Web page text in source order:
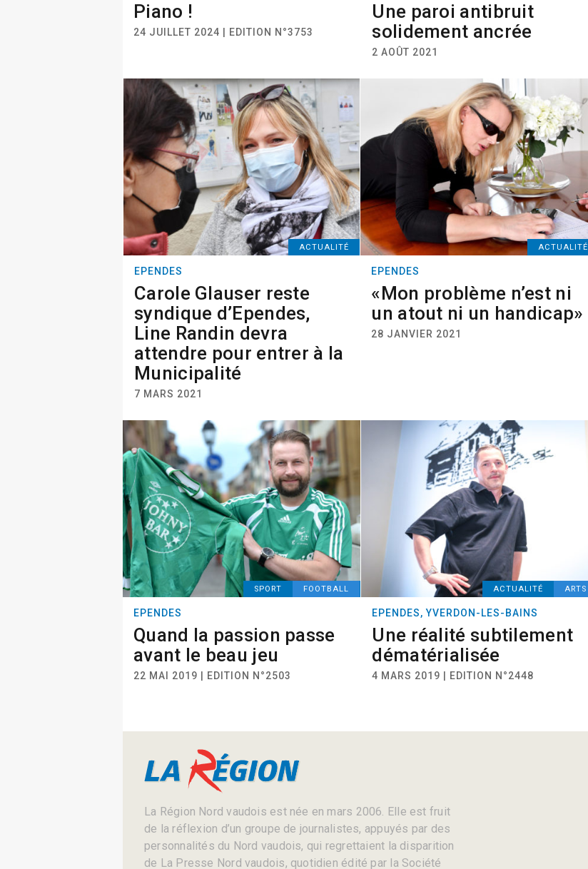
Piano !
24 JUILLET 2024 | EDITION N°3753
Une paroi antibruit
solidement ancrée
2 AOÛT 2021
ACTUALITÉ
EPENDES
Carole Glauser reste
syndique d’Ependes,
Line Randin devra
attendre pour entrer à la
Municipalité
7 MARS 2021
ACTUALITÉ
EPENDES
«Mon problème n’est ni
un atout ni un handicap»
28 JANVIER 2021
SPORT FOOTBALL
EPENDES
Quand la passion passe
avant le beau jeu
22 MAI 2019 | EDITION N°2503
ACTUALITÉ ARTS
EPENDES, YVERDON-LES-BAINS
Une réalité subtilement
dématérialisée
4 MARS 2019 | EDITION N°2448
La Région Nord vaudois est née en mars 2006. Elle est fruit
de la réflexion d’un groupe de journalistes, appuyés par des
personnalités du Nord vaudois, qui regrettaient la disparition
de La Presse Nord vaudois, quotidien édité par la Société